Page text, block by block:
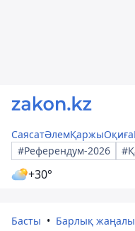
СаясатӘлемҚаржыОқиға
#Референдум-2026
+30°
Басты Барлық